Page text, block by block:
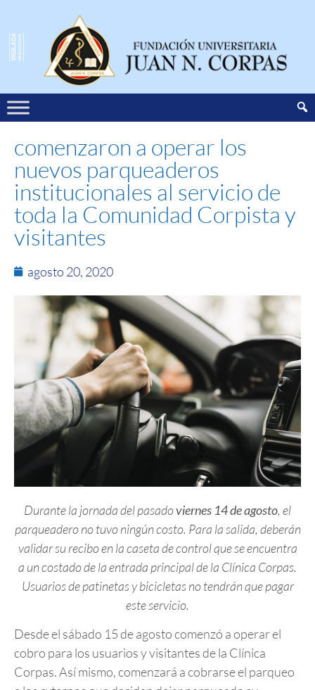
comenzaron a operar los
nuevos parqueaderos
institucionales al servicio de
toda la Comunidad Corpista y
visitantes
agosto 20, 2020
Durante la jornada del pasadoviernes 14 de agosto, el
parqueadero no tuvo ningún costo. Para la salida, deberán
validar su recibo en la caseta de control que se encuentra
a un costado de la entrada principal de la Clínica Corpas.
Usuarios de patinetas y bicicletas no tendrán que pagar
este servicio.
Desde el sábado 15 de agosto comenzó a operar el
cobro para los usuarios y visitantes de la Clínica
Corpas. Así mismo, comenzará a cobrarse el parqueo